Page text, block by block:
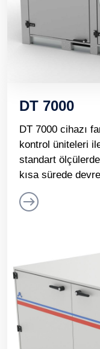
DT 7000
DT 7000 cihazı
kontrol üniteleri
standart
kısa sürede